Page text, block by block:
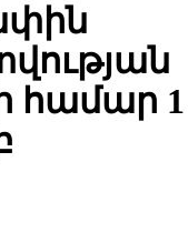
համար 1